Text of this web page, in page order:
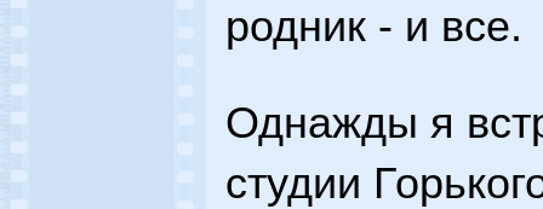
родник - и все.
Однажды я
студии